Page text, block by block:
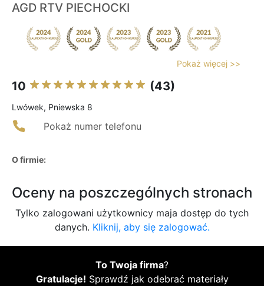
AGD RTV PIECHOCKI
Pokaż więcej >>
10 (43)
Lwówek, Pniewska 8
Pokaż numer telefonu
O firmie:
Oceny na poszczególnych stronach
Tylko zalogowani użytkownicy maja dostęp do tych
danych. Kliknij, aby się zalogować.
To Twoja firma?
Gratulacje! Sprawdź jak odebrać materiały